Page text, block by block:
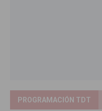
PROGRAMACIÓN TDT